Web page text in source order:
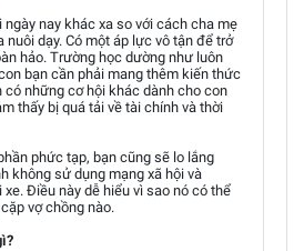
ngày nay khác xa so với cách cha mẹ
nuôi dạy. Có một áp lực vô tận để trở
hảo. Trường học dường như luôn
bạn cần phải mang thêm kiến thức
có những cơ hội khác dành cho con
thấy bị quá tải về tài chính và thời
phức tạp, bạn cũng sẽ lo lắng
không sử dụng mạng xã hội và
Điều này dễ hiểu vì sao nó có thể
vợ chồng nào.